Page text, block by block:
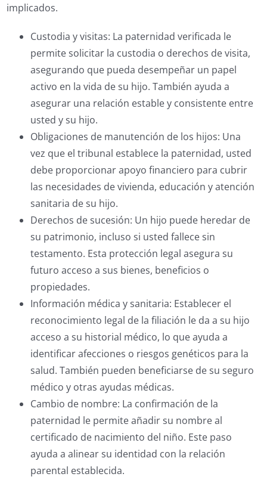
implicados.
Custodia y visitas: La paternidad verificada le
permite solicitar la custodia o derechos de visita,
asegurando que pueda desempeñar un papel
activo en la vida de su hijo. También ayuda a
asegurar una relación estable y consistente entre
usted y su hijo.
Obligaciones de manutención de los hijos: Una
vez que el tribunal establece la paternidad, usted
debe proporcionar apoyo financiero para cubrir
las necesidades de vivienda, educación y atención
sanitaria de su hijo.
Derechos de sucesión: Un hijo puede heredar de
su patrimonio, incluso si usted fallece sin
testamento. Esta protección legal asegura su
futuro acceso a sus bienes, beneficios o
propiedades.
Información médica y sanitaria: Establecer el
reconocimiento legal de la filiación le da a su hijo
acceso a su historial médico, lo que ayuda a
identificar afecciones o riesgos genéticos para la
salud. También pueden beneficiarse de su seguro
médico y otras ayudas médicas.
Cambio de nombre: La confirmación de la
paternidad le permite añadir su nombre al
certificado de nacimiento del niño. Este paso
ayuda a alinear su identidad con la relación
parental establecida.